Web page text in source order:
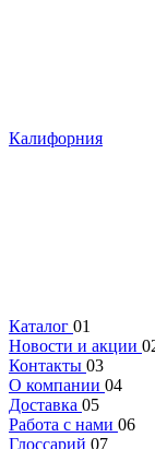
Калифорния
Каталог 01
Новости и акции
Контакты 03
О компании 04
Доставка 05
Работа с нами 06
Глоссарий 07